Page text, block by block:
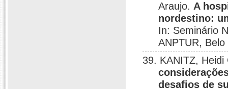
Araujo. A
nordestino:
In: Seminário
ANPTUR,
39. KANITZ,
desafios de